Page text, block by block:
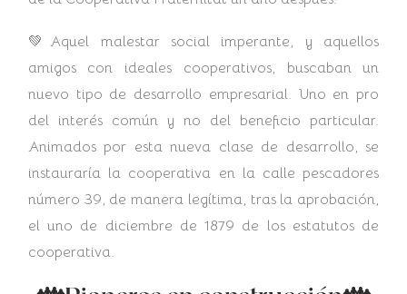
💚Aquel malestar social imperante, y aquellos
amigos con ideales cooperativos, buscaban un
nuevo tipo de desarrollo empresarial. Uno en pro
del interés común y no del beneficio particular.
Animados por esta nueva clase de desarrollo, se
instauraría la cooperativa en la calle pescadores
número 39, de manera legítima, tras la aprobación,
el uno de diciembre de 1879 de los estatutos de
cooperativa.